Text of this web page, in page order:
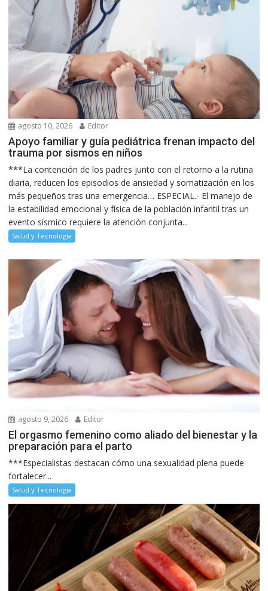
agosto 10, 2026 Editor
Apoyo familiar y guía pediátrica frenan impacto del
trauma por sismos en niños
***La contención de los padres junto con el retorno a la rutina
diaria, reducen los episodios de ansiedad y somatización en los
más pequeños tras una emergencia… ESPECIAL.- El manejo de
la estabilidad emocional y física de la población infantil tras un
evento sísmico requiere la atención conjunta...
Salud y Tecnología
agosto 9, 2026 Editor
El orgasmo femenino como aliado del bienestar y la
preparación para el parto
***Especialistas destacan cómo una sexualidad plena puede
fortalecer...
Salud y Tecnología